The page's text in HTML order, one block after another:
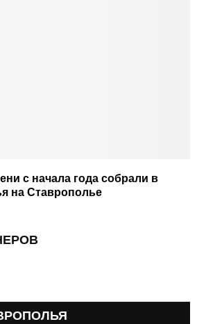
с начала года собрали в
на Ставрополье